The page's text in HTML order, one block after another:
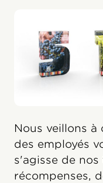
Nous veillons à
des employés
s'agisse de
récompenses,